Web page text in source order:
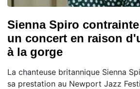
Sienna Spiro
un concert en raison
à la gorge
La chanteuse britannique Sienna
sa prestation au Newport Jazz